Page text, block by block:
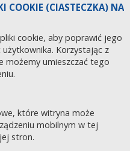
COOKIE (CIASTECZKA) NA
cookie, aby poprawić jego
Korzystając z
możemy umieszczać tego
które witryna może
mobilnym w tej
stron.